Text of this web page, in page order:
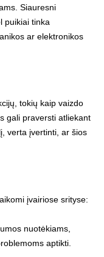
Siauresni
puikiai tinka
ar elektronikos
tokių kaip vaizdo
gali praversti atliekant
verta įvertinti, ar šios
įvairiose srityse:
nuotėkiams,
aptikti.